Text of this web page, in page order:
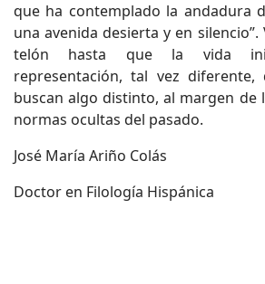
que ha contemplado la andadura
una avenida desierta y en silencio”.
telón hasta que la vida
representación, tal vez
buscan algo distinto, al margen de
normas ocultas del pasado.
José María Ariño Colás
Doctor en Filología Hispánica